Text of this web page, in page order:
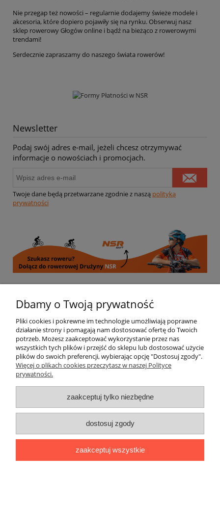
Nie przegap też nowości – regularnie dodajemy świeże modele i
akcesoria, które dopiero pojawiły się na rynku. Obserwuj nasz
sklep rowerowy Głogów online i bądź na bieżąco z rowerowymi
trendami!
Serdecznie zapraszamy do naszego świata rowerów!
Newsletter
Podaj swój adres e-mail, jeżeli chcesz otrzymywać
informacje o nowościach i promocjach.
Twoje dane będą przetwarzane zgodnie z naszą polityką
prywatności
Informacje
Moje konto
Płatności i dostawa
Kontakt
Społeczność
Saturna 37, 67-200 Głogów |sklep@nsrsport.pl
NIP: 6921137889 | REGON: 390919005
Dbamy o Twoją prywatność
Pliki cookies i pokrewne im technologie umożliwiają poprawne
działanie strony i pomagają nam dostosować ofertę do Twoich
potrzeb. Możesz zaakceptować wykorzystanie przez nas
wszystkich tych plików i przejść do sklepu lub dostosować użycie
plików do swoich preferencji, wybierając opcję "Dostosuj zgody".
Więcej o plikach cookies przeczytasz w naszej Polityce
prywatności.
zaakceptuj tylko niezbędne
dostosuj zgody
zaakceptuj wszystkie